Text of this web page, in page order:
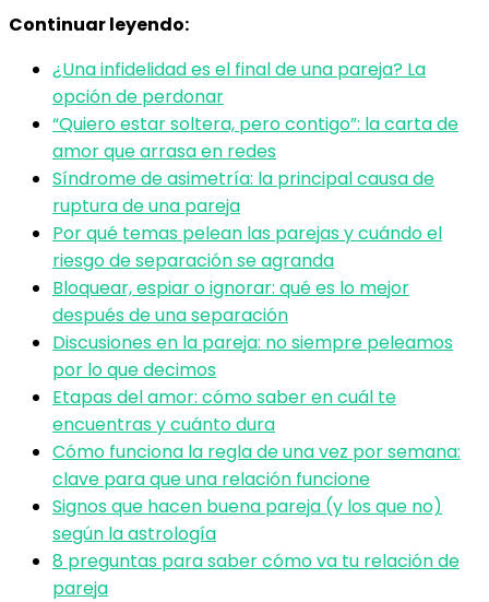
Continuar leyendo:
¿Una infidelidad es el final de una pareja? La
opción de perdonar
“Quiero estar soltera, pero contigo”: la carta de
amor que arrasa en redes
Síndrome de asimetría: la principal causa de
ruptura de una pareja
Por qué temas pelean las parejas y cuándo el
riesgo de separación se agranda
Bloquear, espiar o ignorar: qué es lo mejor
después de una separación
Discusiones en la pareja: no siempre peleamos
por lo que decimos
Etapas del amor: cómo saber en cuál te
encuentras y cuánto dura
Cómo funciona la regla de una vez por semana:
clave para que una relación funcione
Signos que hacen buena pareja (y los que no)
según la astrología
8 preguntas para saber cómo va tu relación de
pareja